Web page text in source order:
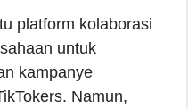
platform kolaborasi
untuk
kampanye
Namun,